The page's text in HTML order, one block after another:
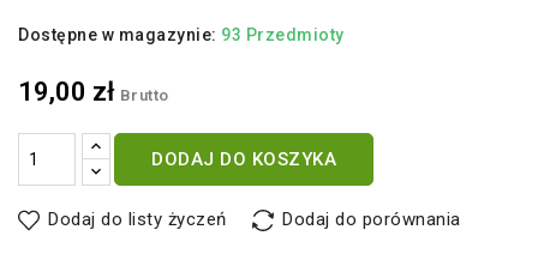
Dostępne w magazynie: 93 Przedmioty
19,00 zł Brutto
DODAJ DO KOSZYKA
Dodaj do listy życzeń Dodaj do porównania